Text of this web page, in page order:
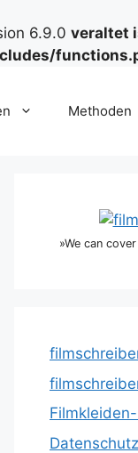
6.9.0 veraltet
Methoden
»We can